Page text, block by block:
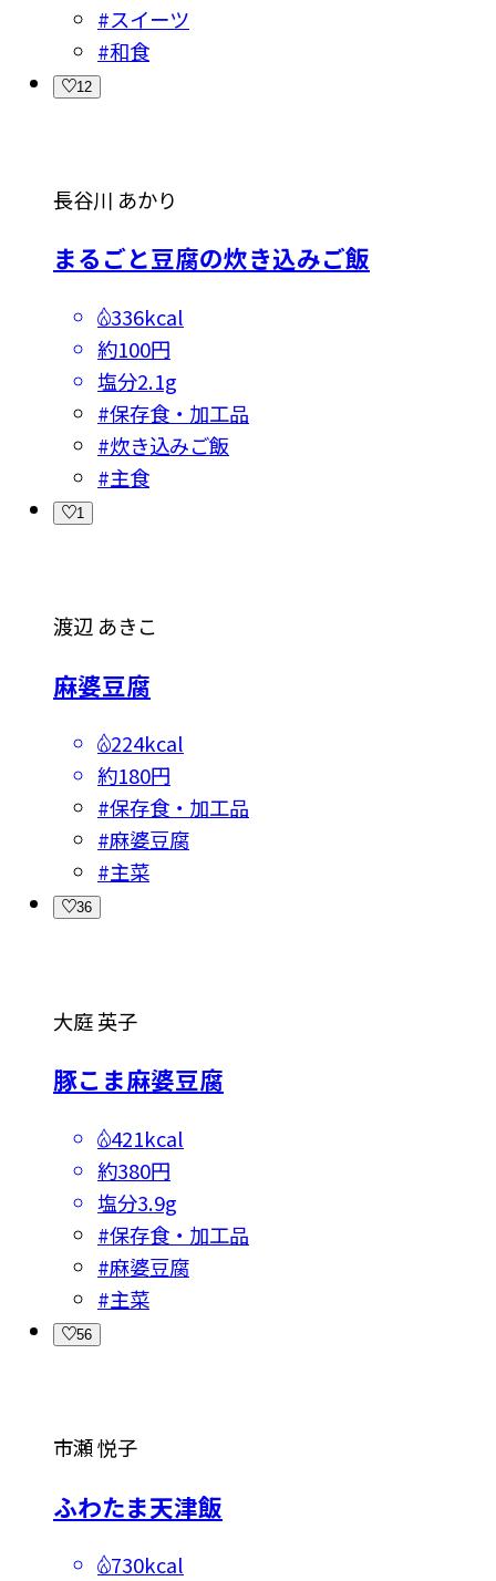
#スイーツ
#和食
12
長谷川 あかり
まるごと豆腐の炊き込みご飯
336kcal
約100円
塩分2.1g
#保存食・加工品
#炊き込みご飯
#主食
1
渡辺 あきこ
麻婆豆腐
224kcal
約180円
#保存食・加工品
#麻婆豆腐
#主菜
36
大庭 英子
豚こま麻婆豆腐
421kcal
約380円
塩分3.9g
#保存食・加工品
#麻婆豆腐
#主菜
56
市瀬 悦子
ふわたま天津飯
730kcal